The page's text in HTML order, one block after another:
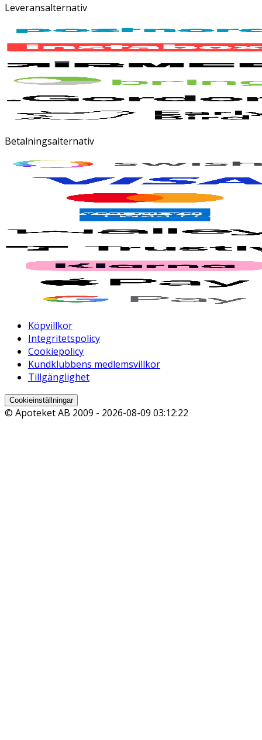
Leveransalternativ
Betalningsalternativ
Köpvillkor
Integritetspolicy
Cookiepolicy
Kundklubbens medlemsvillkor
Tillgänglighet
Cookieinställningar
© Apoteket AB 2009 - 2026-08-09 03:12:22